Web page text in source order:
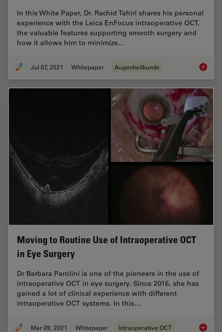
In this White Paper, Dr. Rachid Tahiri shares his personal
experience with the Leica EnFocus intraoperative OCT,
the valuable features supporting smooth surgery and
how it allows him to minimize…
Jul 07, 2021 Whitepaper Augenheilkunde
Moving to Routine Use of Intraoperative OCT
in Eye Surgery
Dr Barbara Parolini is one of the pioneers in the use of
intraoperative OCT in eye surgery. Since 2016, she has
gained a lot of clinical experience with different
intraoperative OCT systems. In this…
Mar 09, 2021 Whitepaper Intraoperative OCT Moving